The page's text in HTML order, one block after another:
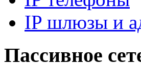
IP шлюзы и
Пассивное